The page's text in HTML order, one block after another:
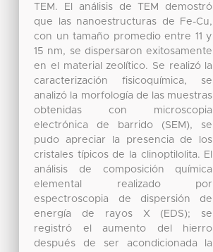
TEM. El análisis de TEM demostró
que las nanoestructuras de Fe-Cu,
con un tamaño promedio entre 11 y
15 nm, se dispersaron exitosamente
en el material zeolítico. Se realizó la
caracterización fisicoquímica, se
analizó la morfología de las muestras
obtenidas con microscopia
electrónica de barrido (SEM), se
pudo apreciar la presencia de los
cristales típicos de la clinoptilolita. El
análisis de composición química
elemental realizado por
espectroscopia de dispersión de
energía de rayos X (EDS); se
registró el aumento del hierro
después de ser acondicionada la